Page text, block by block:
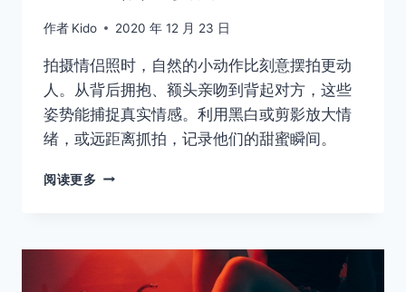
作者 Kido 2020 年 12 月 23 日
拍摄情侣照时，自然的小动作比刻意摆拍更动
人。从背后拥抱、额头亲吻到背起对方，这些
姿势能捕捉真实情感。利用黑白或剪影放大情
绪，或远距离抓拍，记录他们的甜蜜瞬间。
阅读更多 拍
的